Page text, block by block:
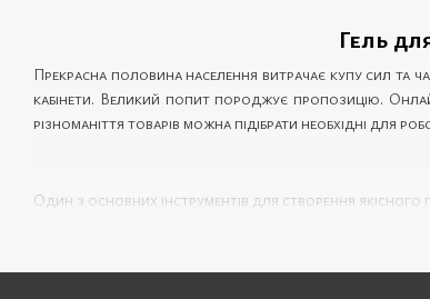
Гель
Прекрасна половина населення витрачає купу сил та
кабінети. Великий попит породжує пропозицію.
різноманіття товарів можна підібрати необхідні для
Один з основних інструментів для створення
Гель для нарощування нігтів забезпечує стійкість